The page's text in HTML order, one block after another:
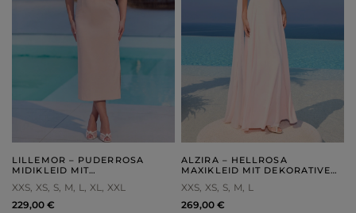
LILLEMOR – PUDERROSA
MIDIKLEID MIT
XXS XS S M L XL XXL
229,00 €
ALZIRA – HELLROSA
MAXIKLEID MIT DEKORATIVEM
XXS XS S M L
269,00 €